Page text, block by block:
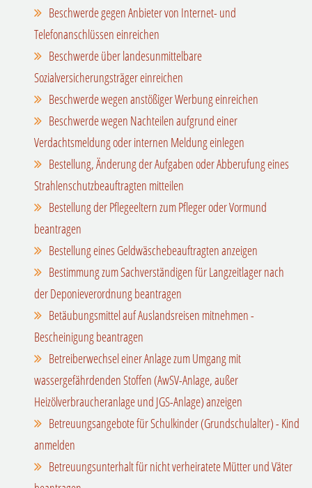
Beschwerde gegen Anbieter von Internet- und
Telefonanschlüssen einreichen
Beschwerde über landesunmittelbare
Sozialversicherungsträger einreichen
Beschwerde wegen anstößiger Werbung einreichen
Beschwerde wegen Nachteilen aufgrund einer
Verdachtsmeldung oder internen Meldung einlegen
Bestellung, Änderung der Aufgaben oder Abberufung eines
Strahlenschutzbeauftragten mitteilen
Bestellung der Pflegeeltern zum Pfleger oder Vormund
beantragen
Bestellung eines Geldwäschebeauftragten anzeigen
Bestimmung zum Sachverständigen für Langzeitlager nach
der Deponieverordnung beantragen
Betäubungsmittel auf Auslandsreisen mitnehmen -
Bescheinigung beantragen
Betreiberwechsel einer Anlage zum Umgang mit
wassergefährdenden Stoffen (AwSV-Anlage, außer
Heizölverbraucheranlage und JGS-Anlage) anzeigen
Betreuungsangebote für Schulkinder (Grundschulalter) - Kind
anmelden
Betreuungsunterhalt für nicht verheiratete Mütter und Väter